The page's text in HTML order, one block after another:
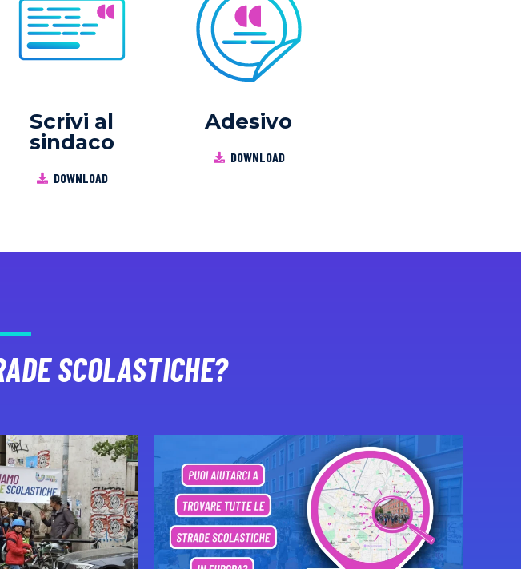
Scrivi al
sindaco
DOWNLOAD
Adesivo
DOWNLOAD
SCOLASTICHE?